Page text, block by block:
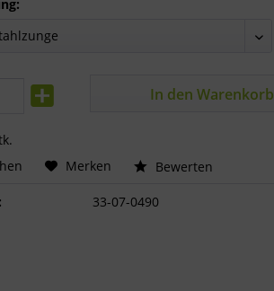
In den Warenkorb
Merken Bewerten
33-07-0490